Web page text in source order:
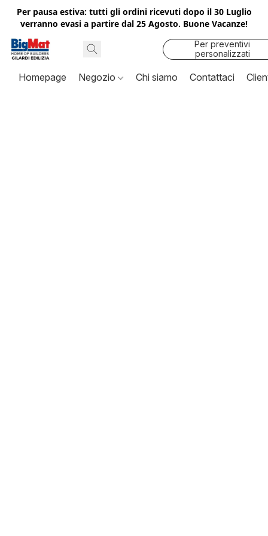
Per pausa estiva: tutti gli ordini ricevuti dopo il 30 Luglio
verranno evasi a partire dal 25 Agosto. Buone Vacanze!
Per preventivi
personalizzati
contattaci
Homepage Negozio Chi siamo Contattaci